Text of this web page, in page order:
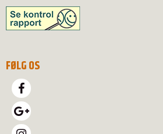
FØLG OS